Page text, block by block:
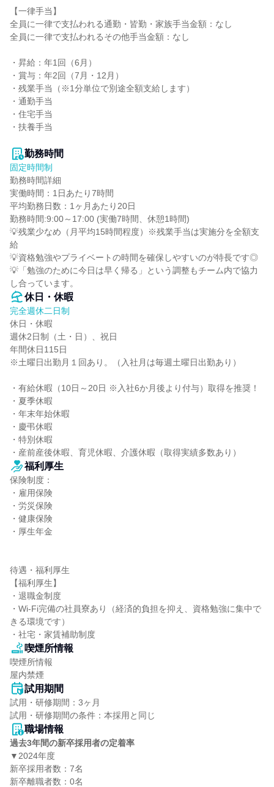
【一律手当】
全員に一律で支払われる通勤・皆勤・家族手当金額：なし
全員に一律で支払われるその他手当金額：なし
・昇給：年1回（6月）
・賞与：年2回（7月・12月）
・残業手当（※1分単位で別途全額支給します）
・通勤手当
・住宅手当
・扶養手当
勤務時間
固定時間制
勤務時間詳細
実働時間：1日あたり7時間
平均勤務日数：1ヶ月あたり20日
勤務時間:9:00～17:00 (実働7時間、休憩1時間)
💡残業少なめ（月平均15時間程度）※残業手当は実施分を全額支
給
💡資格勉強やプライベートの時間を確保しやすいのが特長です◎
💡「勉強のために今日は早く帰る」という調整もチーム内で協力
し合っています。
休日・休暇
完全週休二日制
休日・休暇
週休2日制（土・日）、祝日
年間休日115日
※土曜日出勤月１回あり。（入社月は毎週土曜日出勤あり）
・有給休暇（10日～20日 ※入社6か月後より付与）取得を推奨！
・夏季休暇
・年末年始休暇
・慶弔休暇
・特別休暇
・産前産後休暇、育児休暇、介護休暇（取得実績多数あり）
福利厚生
保険制度：
・雇用保険
・労災保険
・健康保険
・厚生年金
待遇・福利厚生
【福利厚生】
・退職金制度
・Wi-Fi完備の社員寮あり（経済的負担を抑え、資格勉強に集中で
きる環境です）
・社宅・家賃補助制度
喫煙所情報
喫煙所情報
屋内禁煙
試用期間
試用・研修期間：3ヶ月
職場情報
過去3年間の新卒採用者の定着率
▼2024年度
新卒採用者数：7名
新卒離職者数：0名